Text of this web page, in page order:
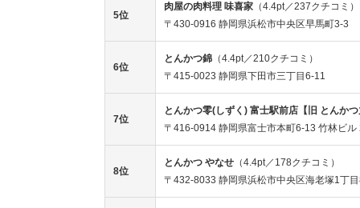
5位
肉屋の肉料理 味喜家 （4.4pt／237クチコミ）
〒430-0916 静岡県浜松市中央区早馬町3-3
6位
とんかつ錦 （4.4pt／210クチコミ）
〒415-0023 静岡県下田市三丁目6-11
7位
とんかつ零(しずく) 富士駅前店【旧 とんか
〒416-0914 静岡県富士市本町6-13 竹林ビル
8位
とんかつ やなせ （4.4pt／178クチコミ）
〒432-8033 静岡県浜松市中央区海老塚1丁